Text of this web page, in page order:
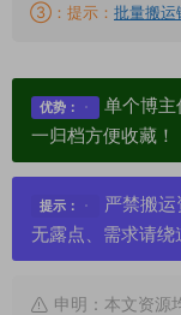
③：提示： 批量搬运
优势：
单个博
一归档方便收藏！
提示：
严禁搬
无露点、需求请绕
申明：本文资源